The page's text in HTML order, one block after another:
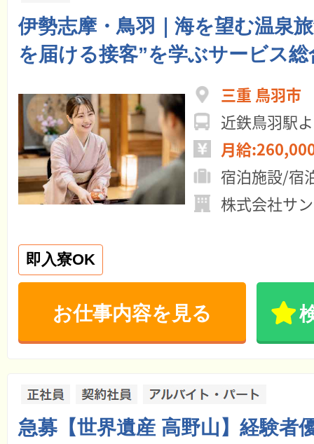
伊勢志摩・鳥羽｜海を望む温泉
を届ける接客”を学ぶサービス総
三重 鳥羽市
近鉄鳥羽駅
月給
宿泊施設/宿
株式会社サ
即入寮OK
お仕事内容を見る
急募【世界遺産 高野山】経験者